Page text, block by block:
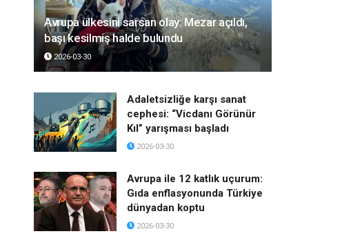
Avrupa ülkesini sarsan olay: Mezar açıldı,
başı kesilmiş halde bulundu
2026-03-30
Adaletsizliğe karşı sanat
cephesi: “Vicdanı Görünür
Kıl” yarışması başladı
2026-03-30
Avrupa ile 12 katlık uçurum:
Gıda enflasyonunda Türkiye
dünyadan koptu
2026-03-30